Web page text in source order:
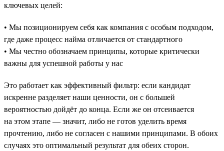
ключевых целей:
• Мы позиционируем себя как компания с особым подходом,
где даже процесс найма отличается от стандартного
• Мы честно обозначаем принципы, которые критически
важны для успешной работы у нас
Это работает как эффективный фильтр: если кандидат
искренне разделяет наши ценности, он с большей
вероятностью дойдёт до конца. Если же он отсеивается
на этом этапе — значит, либо не готов уделить время
прочтению, либо не согласен с нашими принципами. В обоих
случаях это оптимальный результат для обеих сторон.